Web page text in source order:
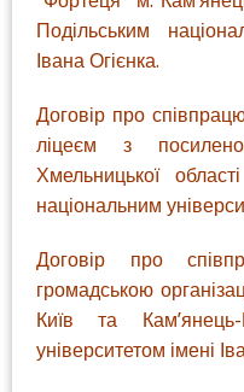
Подільським
Івана Огієнка.
Договір про
ліцеєм з
Хмельницької
національним
Договір про
громадською
Київ та Кам’янець-
університетом імені